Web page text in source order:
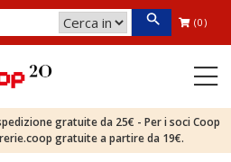
(0)
gratuite da 25€ - Per i soci Coop
gratuite a partire da 19€.